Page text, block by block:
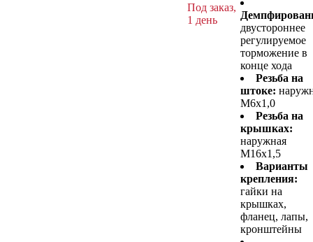
Под заказ,
1 день
двустороннее
регулируемое
торможение в
конце хода
Резьба на
штоке:
M6x1,0
Резьба на
крышках:
наружная
M16x1,5
Варианты
крепления:
гайки на
крышках,
фланец, лапы,
кронштейны